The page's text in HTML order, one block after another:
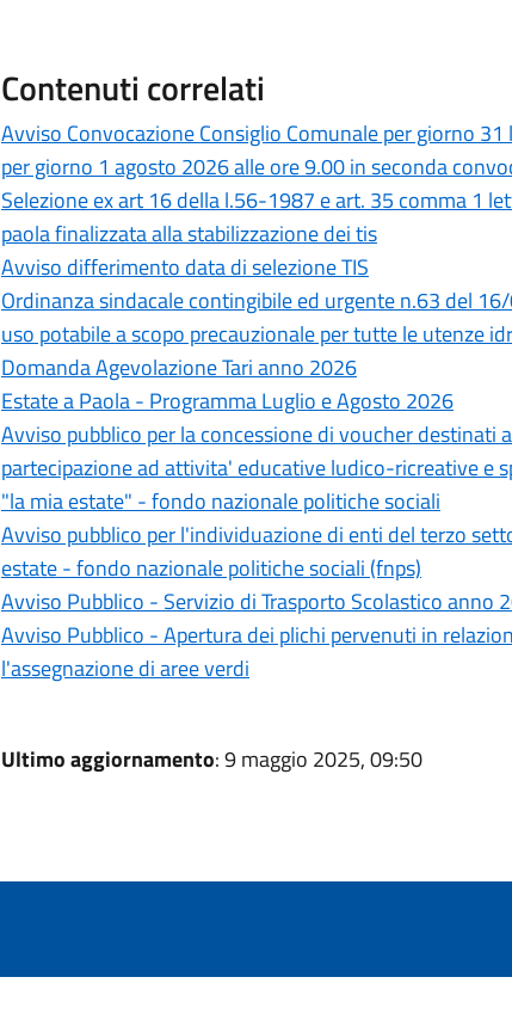
Contenuti correlati
Avviso Convocazione Consiglio Comunale per giorno
per giorno 1 agosto 2026 alle ore 9.00 in seconda
Selezione ex art 16 della l.56-1987 e art. 35 comma 1
paola finalizzata alla stabilizzazione dei tis
Avviso differimento data di selezione TIS
Ordinanza sindacale contingibile ed urgente n.63 del
uso potabile a scopo precauzionale per tutte le utenze
Domanda Agevolazione Tari anno 2026
Estate a Paola - Programma Luglio e Agosto 2026
Avviso pubblico per la concessione di voucher destinati
partecipazione ad attivita' educative ludico-ricreative e
"la mia estate" - fondo nazionale politiche sociali
Avviso pubblico per l'individuazione di enti del terzo
estate - fondo nazionale politiche sociali (fnps)
Avviso Pubblico - Servizio di Trasporto Scolastico anno
Avviso Pubblico - Apertura dei plichi pervenuti in
l'assegnazione di aree verdi
Ultimo aggiornamento: 9 maggio 2025, 09:50